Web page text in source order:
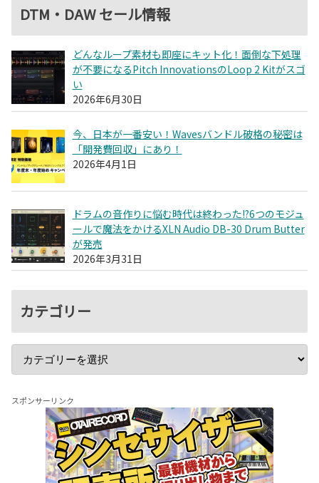
DTM・DAW セール情報
どんなループ素材も即座にキット化！面倒な下処理
が不要になるPitch InnovationsのLoop 2 Kitがスゴ
い
2026年6月30日
今、日本が一番安い！Wavesバンドル破格の秘密は
「開発費回収」にあり！
2026年4月1日
ドラムの音作りに悩む時代は終わった!?6つのモジュ
ールで魔法をかけるXLN Audio DB-30 Drum Butter
が発売
2026年3月31日
カテゴリー
スポンサーリンク